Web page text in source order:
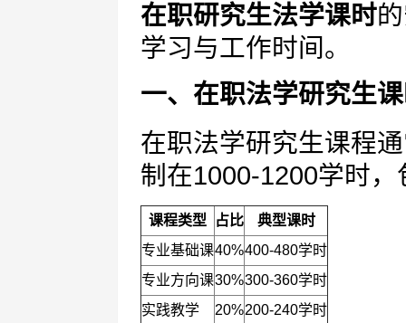
在职研究生法学课时
学习与工作时间。
一、在职法学研究生
在职法学研究生课程
制在1000-1200学时
课程类型 占比
典型课时
专业基础课40%400-480学时
专业方向课30%300-360学时
实践教学
20%200-240学时